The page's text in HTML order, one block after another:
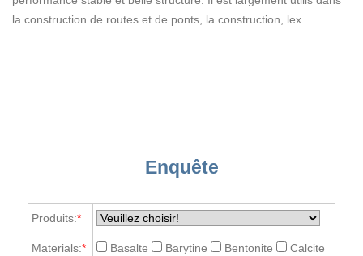
la construction de routes et de ponts, la construction, lex
Enquête
Produits:*
Materials:* Basalte Barytine Bentonite Calcite